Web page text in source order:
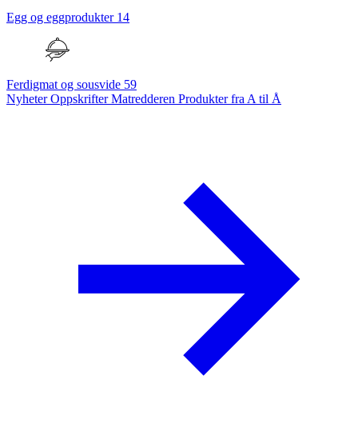
Egg og eggprodukter 14
Ferdigmat og sousvide 59
NyheterOppskrifterMatredderen Produkter fra A til Å